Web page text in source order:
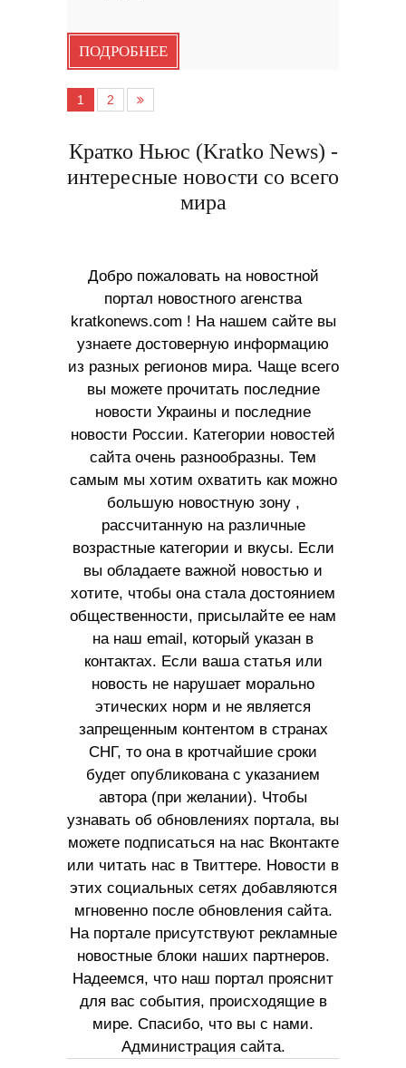
ПОДРОБНЕЕ
1 2
Кратко Ньюс (Kratko News) -
интересные новости со всего
мира
Добро пожаловать на новостной
портал новостного агенства
kratkonews.com ! На нашем сайте вы
узнаете достоверную информацию
из разных регионов мира. Чаще всего
вы можете прочитать последние
новости Украины и последние
новости России. Категории новостей
сайта очень разнообразны. Тем
самым мы хотим охватить как можно
большую новостную зону ,
рассчитанную на различные
возрастные категории и вкусы. Если
вы обладаете важной новостью и
хотите, чтобы она стала достоянием
общественности, присылайте ее нам
на наш email, который указан в
контактах. Если ваша статья или
новость не нарушает морально
этических норм и не является
запрещенным контентом в странах
СНГ, то она в кротчайшие сроки
будет опубликована с указанием
автора (при желании). Чтобы
узнавать об обновлениях портала, вы
можете подписаться на нас Вконтакте
или читать нас в Твиттере. Новости в
этих социальных сетях добавляются
мгновенно после обновления сайта.
На портале присутствуют рекламные
новостные блоки наших партнеров.
Надеемся, что наш портал прояснит
для вас события, происходящие в
мире. Спасибо, что вы с нами.
Администрация сайта.